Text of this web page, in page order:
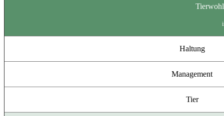
Haltung
Management
Tier